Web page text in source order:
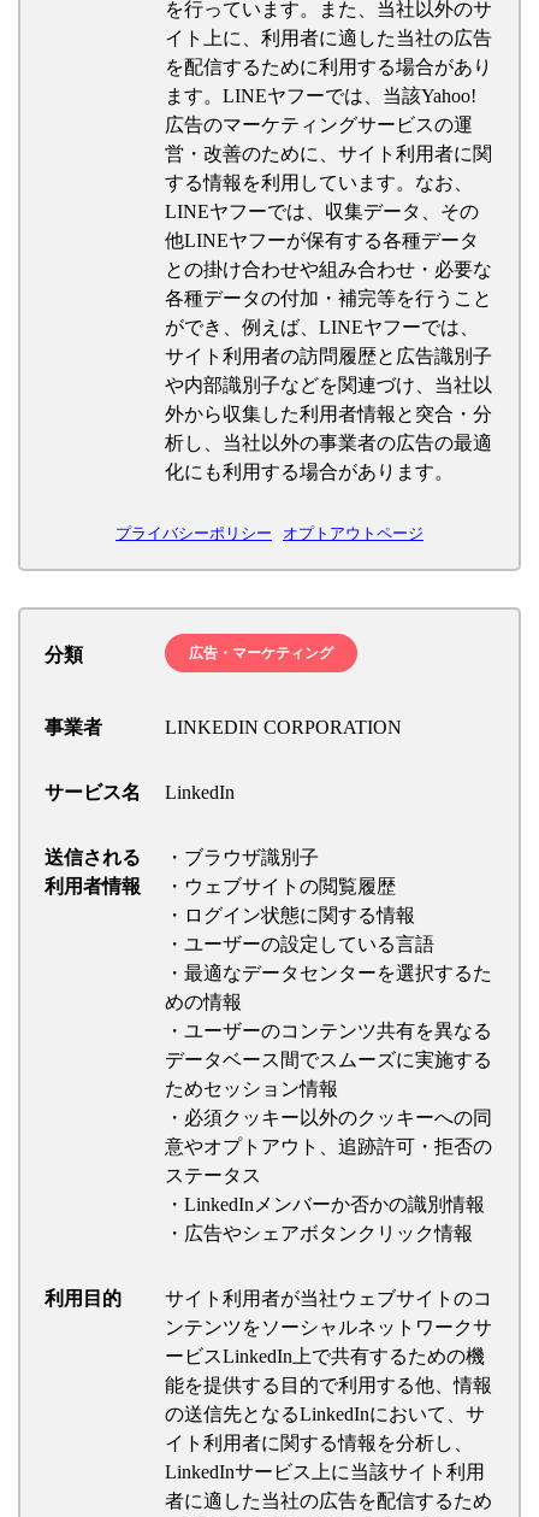
を行っています。また、当社以外のサ
イト上に、利用者に適した当社の広告
を配信するために利用する場合があり
ます。LINEヤフーでは、当該Yahoo!
広告のマーケティングサービスの運
営・改善のために、サイト利用者に関
する情報を利用しています。なお、
LINEヤフーでは、収集データ、その
他LINEヤフーが保有する各種データ
との掛け合わせや組み合わせ・必要な
各種データの付加・補完等を行うこと
ができ、例えば、LINEヤフーでは、
サイト利用者の訪問履歴と広告識別子
や内部識別子などを関連づけ、当社以
外から収集した利用者情報と突合・分
析し、当社以外の事業者の広告の最適
化にも利用する場合があります。
プライバシーポリシー オプトアウトページ
分類 広告・マーケティング
事業者 LINKEDIN CORPORATION
サービス名 LinkedIn
送信される
利用者情報
・ブラウザ識別子
・ウェブサイトの閲覧履歴
・ログイン状態に関する情報
・ユーザーの設定している言語
・最適なデータセンターを選択するた
めの情報
・ユーザーのコンテンツ共有を異なる
データベース間でスムーズに実施する
ためセッション情報
・必須クッキー以外のクッキーへの同
意やオプトアウト、追跡許可・拒否の
ステータス
・LinkedInメンバーか否かの識別情報
・広告やシェアボタンクリック情報
利用目的
サイト利用者が当社ウェブサイトのコ
ンテンツをソーシャルネットワークサ
ービスLinkedIn上で共有するための機
能を提供する目的で利用する他、情報
の送信先となるLinkedInにおいて、サ
イト利用者に関する情報を分析し、
LinkedInサービス上に当該サイト利用
者に適した当社の広告を配信するため